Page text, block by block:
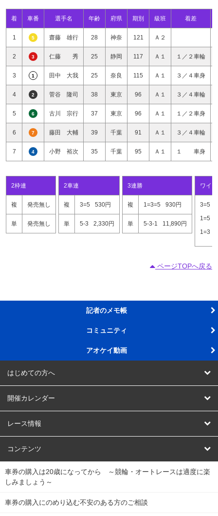
着 車番 選手名 年齢 府県 期別 級班 着差
1 5 齋藤 雄行 28 神奈 121 Ａ２
2 3 仁藤 秀 25 静岡 117 Ａ１ １／２車輪
3 1 田中 大我 25 奈良 115 Ａ１ ３／４車身
4 2 菅谷 隆司 38 東京 96 Ａ１ ３／４車輪
5 6 古川 宗行 37 東京 96 Ａ１ １／２車身
6 7 藤田 大輔 39 千葉 91 Ａ１ ３／４車輪
7 4 小野 裕次 35 千葉 95 Ａ１ １ 車身
2枠連
複 発売無し
単 発売無し
2車連
複 3=5 530円
単 5-3 2,330円
3連勝
複 1=3=5 930円
単 5-3-1 11,890円
ワイド
3=5
1=5
1=3
ページTOPへ戻る
記者のメモ帳
コミュニティ
アオケイ動画
はじめての方へ
AOKEIスタジアムって
AOKEIスタジアム会員ってなに
チャリロトとは
チャリロトセレクトとは
チャリロト５とは
開催カレンダー
競輪
オートレース
競輪くじ
Dokanto!
レース情報
レース結果
キャリーオーバー一覧
全国の競輪場データ
コンテンツ
会員規約
会社概要
車券の購入は20歳になってから ～競輪・オートレースは適度に楽
しみましょう～
車券の購入にのめり込む不安のある方のご相談